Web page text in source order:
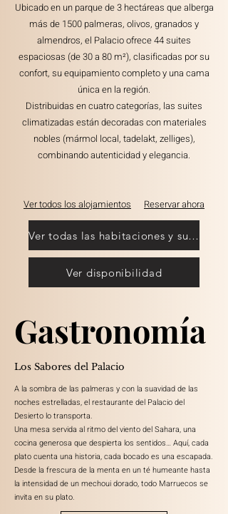
Ubicado en un parque de 3 hectáreas que alberga
más de 1500 palmeras, olivos, granados y
almendros, el Palacio ofrece 44 suites
espaciosas (de 30 a 80 m²), clasificadas por su
confort, su equipamiento completo y una cama
única en la región.
Distribuidas en cuatro categorías, las suites
climatizadas están decoradas con materiales
nobles (mármol local, tadelakt, zelliges),
combinando autenticidad y elegancia.
Ver todos los alojamientos Reservar ahora
Ver todas las habitaciones y suites
Ver disponibilidad
Gastronomía
Los Sabores del Palacio
A la sombra de las palmeras y con la suavidad de las
noches estrelladas, el restaurante del Palacio del
Desierto lo transporta.
Una mesa servida al ritmo del viento del Sahara, una
cocina generosa que despierta los sentidos… Aquí, cada
plato cuenta una historia, cada bocado es una escapada.
Desde la frescura de la menta en un té humeante hasta
la intensidad de un mechoui dorado, todo Marruecos se
invita en su plato.